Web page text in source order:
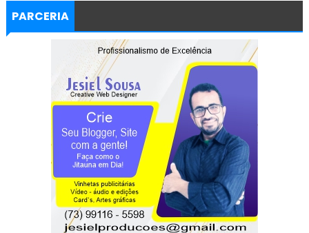
PARCERIA